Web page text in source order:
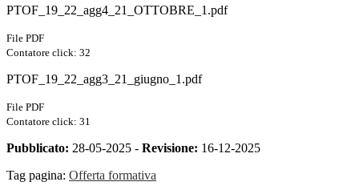
PTOF_19_22_agg4_21_OTTOBRE_1.pdf
File PDF
Contatore click: 32
PTOF_19_22_agg3_21_giugno_1.pdf
File PDF
Contatore click: 31
Pubblicato: 28-05-2025 - Revisione: 16-12-2025
Tag pagina: Offerta formativa